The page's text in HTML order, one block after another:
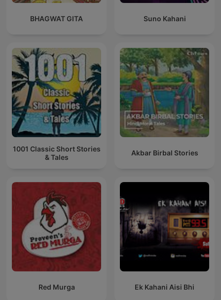
BHAGWAT GITA Suno Kahani
1001 Classic Short Stories
& Tales
Akbar Birbal Stories
Red Murga Ek Kahani Aisi Bhi